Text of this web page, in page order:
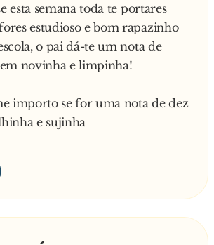
esta semana toda te portares
estudioso e bom rapazinho
o pai dá-te um nota de
novinha e limpinha!
importo se for uma nota de dez
e sujinha